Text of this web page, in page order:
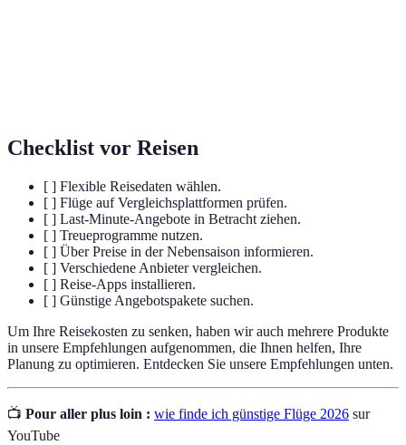
Checklist vor Reisen
[ ] Flexible Reisedaten wählen.
[ ] Flüge auf Vergleichsplattformen prüfen.
[ ] Last-Minute-Angebote in Betracht ziehen.
[ ] Treueprogramme nutzen.
[ ] Über Preise in der Nebensaison informieren.
[ ] Verschiedene Anbieter vergleichen.
[ ] Reise-Apps installieren.
[ ] Günstige Angebotspakete suchen.
Um Ihre Reisekosten zu senken, haben wir auch mehrere Produkte
in unsere Empfehlungen aufgenommen, die Ihnen helfen, Ihre
Planung zu optimieren. Entdecken Sie unsere Empfehlungen unten.
📺 Pour aller plus loin : wie finde ich günstige Flüge 2026 sur
YouTube